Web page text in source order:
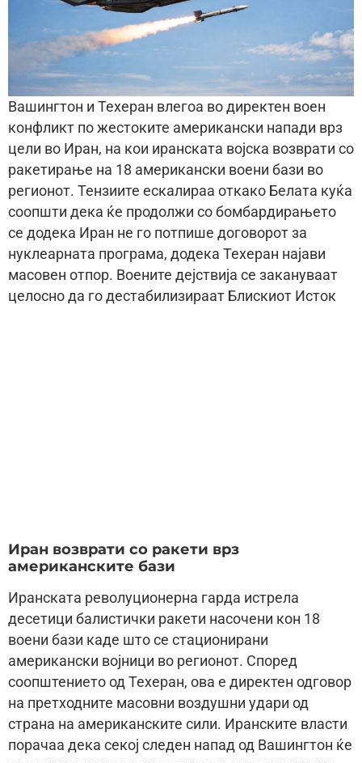
Вашингтон и Техеран влегоа во директен воен
конфликт по жестоките американски напади врз
цели во Иран, на кои иранската војска возврати со
ракетирање на 18 американски воени бази во
регионот. Тензиите ескалираа откако Белата куќа
соопшти дека ќе продолжи со бомбардирањето
се додека Иран не го потпише договорот за
нуклеарната програма, додека Техеран најави
масовен отпор. Воените дејствија се закануваат
целосно да го дестабилизираат Блискиот Исток
Иран возврати со ракети врз
американските бази
Иранската револуционерна гарда истрела
десетици балистички ракети насочени кон 18
воени бази каде што се стационирани
американски војници во регионот. Според
соопштението од Техеран, ова е директен одговор
на претходните масовни воздушни удари од
страна на американските сили. Иранските власти
порачаа дека секој следен напад од Вашингтон ќе